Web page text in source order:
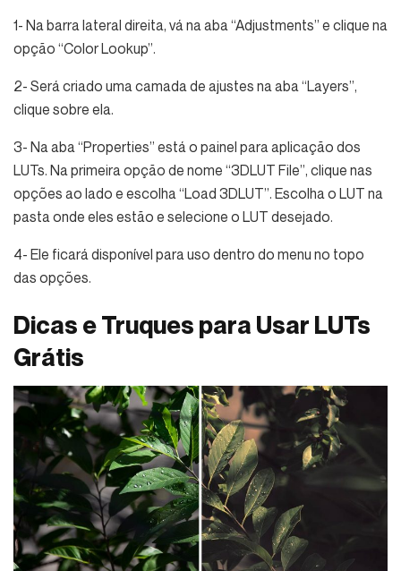
1- Na barra lateral direita, vá na aba “Adjustments” e clique na
opção “Color Lookup”.
2- Será criado uma camada de ajustes na aba “Layers”,
clique sobre ela.
3- Na aba “Properties” está o painel para aplicação dos
LUTs. Na primeira opção de nome “3DLUT File”, clique nas
opções ao lado e escolha “Load 3DLUT”. Escolha o LUT na
pasta onde eles estão e selecione o LUT desejado.
4- Ele ficará disponível para uso dentro do menu no topo
das opções.
Dicas e Truques para Usar LUTs
Grátis